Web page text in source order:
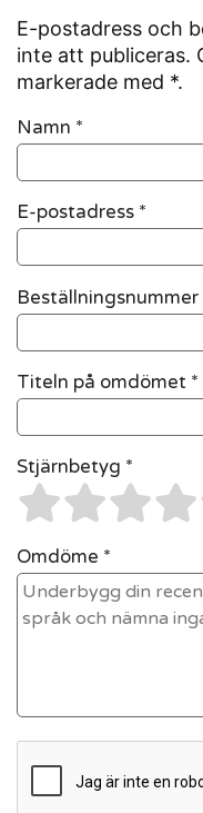
E-postadress och
inte att publiceras.
markerade med *.
Namn *
E-postadress *
Beställningsnummer
Titeln på omdömet *
Stjärnbetyg *
Omdöme *